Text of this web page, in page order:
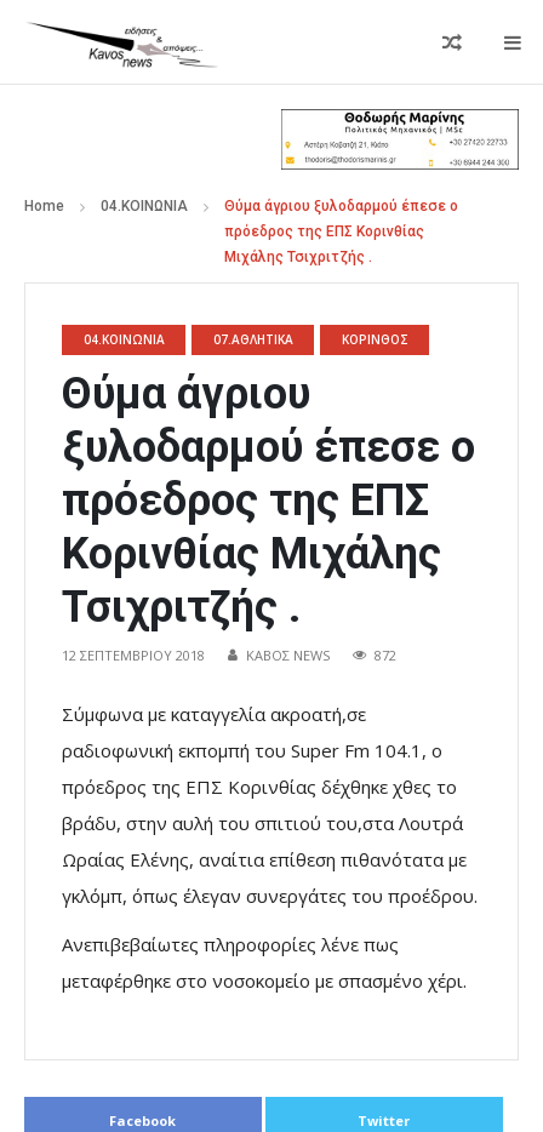
Home 04.ΚΟΙΝΩΝΙΑ
Θύμα άγριου ξυλοδαρμού έπεσε ο
πρόεδρος της ΕΠΣ Κορινθίας
Μιχάλης Τσιχριτζής .
04.ΚΟΙΝΩΝΙΑ 07.ΑΘΛΗΤΙΚΑ ΚΟΡΙΝΘΟΣ
Θύμα άγριου
ξυλοδαρμού έπεσε ο
πρόεδρος της ΕΠΣ
Κορινθίας Μιχάλης
Τσιχριτζής .
12 ΣΕΠΤΕΜΒΡΊΟΥ 2018 ΚΑΒΟΣ NEWS 872
Σύμφωνα με καταγγελία ακροατή,σε
ραδιοφωνική εκπομπή του Super Fm 104.1, ο
πρόεδρος της ΕΠΣ Κορινθίας δέχθηκε χθες το
βράδυ, στην αυλή του σπιτιού του,στα Λουτρά
Ωραίας Ελένης, αναίτια επίθεση πιθανότατα με
γκλόμπ, όπως έλεγαν συνεργάτες του προέδρου.
Ανεπιβεβαίωτες πληροφορίες λένε πως
μεταφέρθηκε στο νοσοκομείο με σπασμένο χέρι.
Facebook Twitter